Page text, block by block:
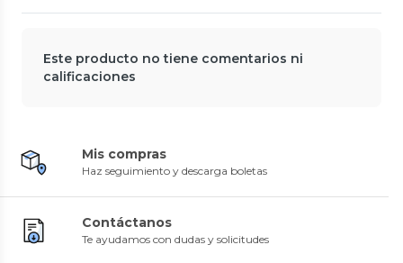
Este producto no tiene comentarios ni
calificaciones
Mis compras
Haz seguimiento y descarga boletas
Contáctanos
Te ayudamos con dudas y solicitudes